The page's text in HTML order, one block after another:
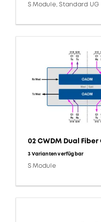
S Module, Standard UG
02 CWDM Dual Fiber
3 Varianten verfügbar
S Module